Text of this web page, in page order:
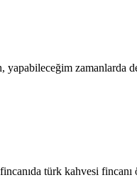
yapabileceğim zamanlarda
türk kahvesi